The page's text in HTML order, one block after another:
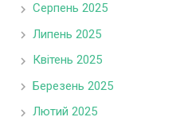
Серпень 2025
Липень 2025
Квітень 2025
Березень 2025
Лютий 2025